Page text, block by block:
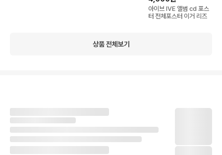
아이브 IVE 앨범 cd 포스
터 전체포스터 이거 리즈
상품 전체보기